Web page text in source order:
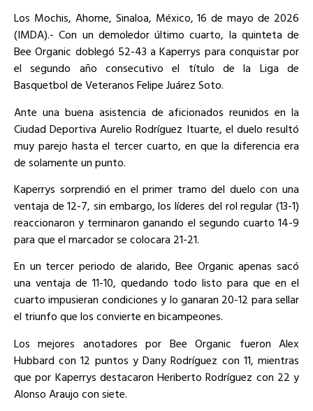
Los Mochis, Ahome, Sinaloa, México, 16 de mayo de 2026
(IMDA).- Con un demoledor último cuarto, la quinteta de
Bee Organic doblegó 52-43 a Kaperrys para conquistar por
el segundo año consecutivo el título de la Liga de
Basquetbol de Veteranos Felipe Juárez Soto.
Ante una buena asistencia de aficionados reunidos en la
Ciudad Deportiva Aurelio Rodríguez Ituarte, el duelo resultó
muy parejo hasta el tercer cuarto, en que la diferencia era
de solamente un punto.
Kaperrys sorprendió en el primer tramo del duelo con una
ventaja de 12-7, sin embargo, los líderes del rol regular (13-1)
reaccionaron y terminaron ganando el segundo cuarto 14-9
para que el marcador se colocara 21-21.
En un tercer periodo de alarido, Bee Organic apenas sacó
una ventaja de 11-10, quedando todo listo para que en el
cuarto impusieran condiciones y lo ganaran 20-12 para sellar
el triunfo que los convierte en bicampeones.
Los mejores anotadores por Bee Organic fueron Alex
Hubbard con 12 puntos y Dany Rodríguez con 11, mientras
que por Kaperrys destacaron Heriberto Rodríguez con 22 y
Alonso Araujo con siete.